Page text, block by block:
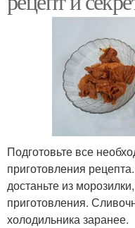
Подготовьте все
приготовления
достаньте из
приготовления.
холодильника заранее.